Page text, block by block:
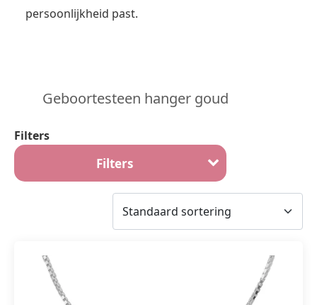
persoonlijkheid past.
Geboortesteen hanger goud
Filters
Filters